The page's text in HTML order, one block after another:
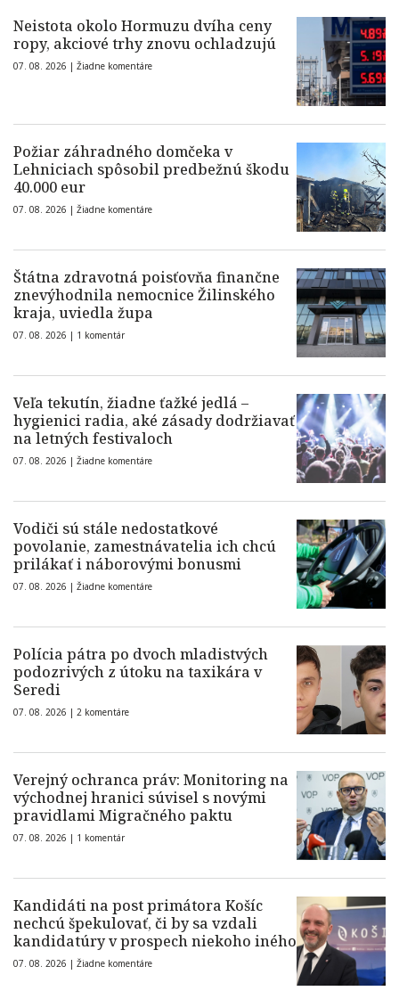
Neistota okolo Hormuzu dvíha ceny
ropy, akciové trhy znovu ochladzujú
07. 08. 2026 | Žiadne komentáre
Požiar záhradného domčeka v
Lehniciach spôsobil predbežnú škodu
40.000 eur
07. 08. 2026 | Žiadne komentáre
Štátna zdravotná poisťovňa finančne
znevýhodnila nemocnice Žilinského
kraja, uviedla župa
07. 08. 2026 | 1 komentár
Veľa tekutín, žiadne ťažké jedlá –
hygienici radia, aké zásady dodržiavať
na letných festivaloch
07. 08. 2026 | Žiadne komentáre
Vodiči sú stále nedostatkové
povolanie, zamestnávatelia ich chcú
prilákať i náborovými bonusmi
07. 08. 2026 | Žiadne komentáre
Polícia pátra po dvoch mladistvých
podozrivých z útoku na taxikára v
Seredi
07. 08. 2026 | 2 komentáre
Verejný ochranca práv: Monitoring na
východnej hranici súvisel s novými
pravidlami Migračného paktu
07. 08. 2026 | 1 komentár
Kandidáti na post primátora Košíc
nechcú špekulovať, či by sa vzdali
kandidatúry v prospech niekoho iného
07. 08. 2026 | Žiadne komentáre